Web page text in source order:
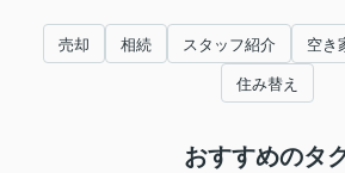
売却 相続 スタッフ紹介 空き
住み替え
おすすめのタ